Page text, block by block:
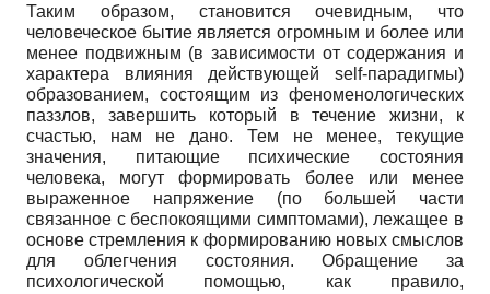
Таким образом, становится очевидным, что
человеческое бытие является огромным и более или
менее подвижным (в зависимости от содержания и
характера влияния действующей self-парадигмы)
образованием, состоящим из феноменологических
паззлов, завершить который в течение жизни, к
счастью, нам не дано. Тем не менее, текущие
значения, питающие психические состояния
человека, могут формировать более или менее
выраженное напряжение (по большей части
связанное с беспокоящими симптомами), лежащее в
основе стремления к формированию новых смыслов
для облегчения состояния. Обращение за
психологической помощью, как правило,